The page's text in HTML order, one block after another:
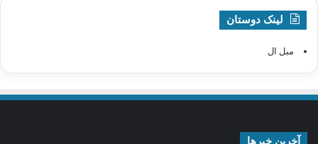
لینک دوستان
مبل ال
آخرین خبرها